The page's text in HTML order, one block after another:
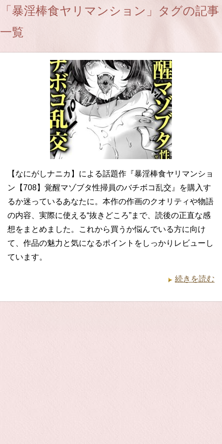
「暴淫棒食ヤリマンション」タグの記事
一覧
【なにがしナニカ】による話題作『暴淫棒食ヤリマンショ
ン【708】覚醒マゾブタ性掃員のバチボコ乱交』を購入す
るか迷っているあなたに。本作の作画のクオリティや物語
の内容、実際に使える“抜きどころ”まで、読後の正直な感
想をまとめました。これから買うか悩んでいる方に向け
て、作品の魅力と気になるポイントをしっかりレビューし
ています。
続きを読む